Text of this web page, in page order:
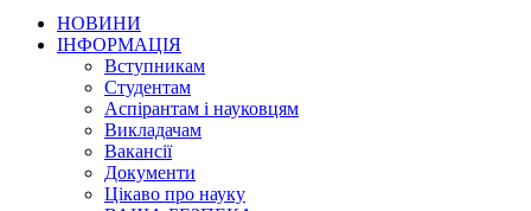
НОВИНИ
ІНФОРМАЦІЯ
Вступникам
Студентам
Аспірантам і науковцям
Викладачам
Вакансії
Документи
Цікаво про науку